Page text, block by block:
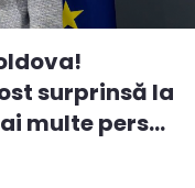
surprinsă la
multe pers...